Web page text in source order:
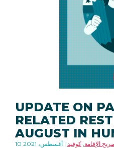
UPDATE ON
RELATED
AUGUST IN
10 أغسطس، 2021 الإقامة, كوفيد